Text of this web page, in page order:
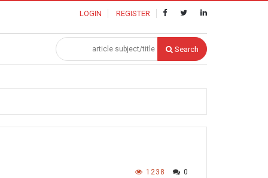
LOGIN REGISTER
Search
1238 0